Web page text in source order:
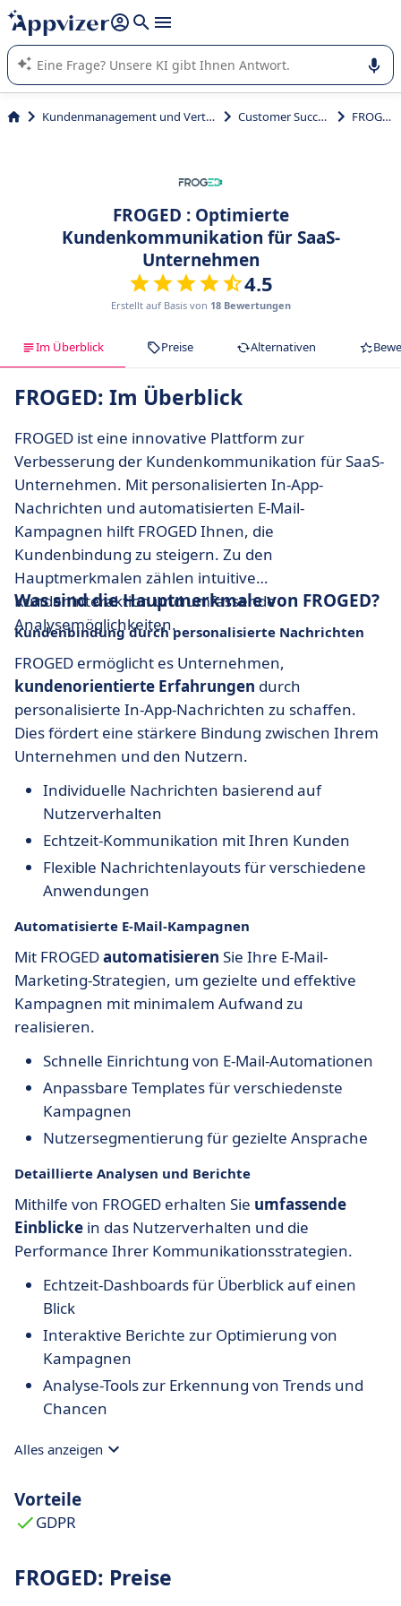
beantworten (mehrere Zeilen mit
Die KI von Appvizer führt Sie bei der Nutzung oder Auswahl
von SaaS-Software in Unternehmen.
Kundenmanagement und Vertrieb Customer Success FROGED
FROGED : Optimierte
Kundenkommunikation für SaaS-
Unternehmen
4.5
Erstellt auf Basis von 18 Bewertungen
Im Überblick Preise Alternativen
FROGED: Im Überblick
FROGED ist eine innovative Plattform zur
Verbesserung der Kundenkommunikation für SaaS-
Unternehmen. Mit personalisierten In-App-
Nachrichten und automatisierten E-Mail-
Kampagnen hilft FROGED Ihnen, die
Kundenbindung zu steigern. Zu den
Hauptmerkmalen zählen intuitive
Kundeninteraktion und umfassende
Analysemöglichkeiten.
Was sind die Hauptmerkmale von FROGED?
Kundenbindung durch personalisierte Nachrichten
FROGED ermöglicht es Unternehmen,
kundenorientierte Erfahrungen durch
personalisierte In-App-Nachrichten zu schaffen.
Dies fördert eine stärkere Bindung zwischen Ihrem
Unternehmen und den Nutzern.
Individuelle Nachrichten basierend auf
Nutzerverhalten
Echtzeit-Kommunikation mit Ihren Kunden
Flexible Nachrichtenlayouts für verschiedene
Anwendungen
Automatisierte E-Mail-Kampagnen
Mit FROGEDautomatisieren Sie Ihre E-Mail-
Marketing-Strategien, um gezielte und effektive
Kampagnen mit minimalem Aufwand zu
realisieren.
Schnelle Einrichtung von E-Mail-Automationen
Anpassbare Templates für verschiedenste
Kampagnen
Nutzersegmentierung für gezielte Ansprache
Detaillierte Analysen und Berichte
Mithilfe von FROGED erhalten Sie umfassende
Einblicke in das Nutzerverhalten und die
Performance Ihrer Kommunikationsstrategien.
Echtzeit-Dashboards für Überblick auf einen
Blick
Interaktive Berichte zur Optimierung von
Kampagnen
Analyse-Tools zur Erkennung von Trends und
Chancen
Alles anzeigen
Vorteile
GDPR
FROGED: Preise